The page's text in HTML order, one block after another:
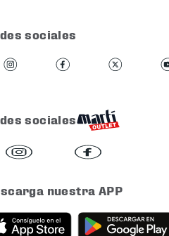
sociales
sociales
nuestra APP